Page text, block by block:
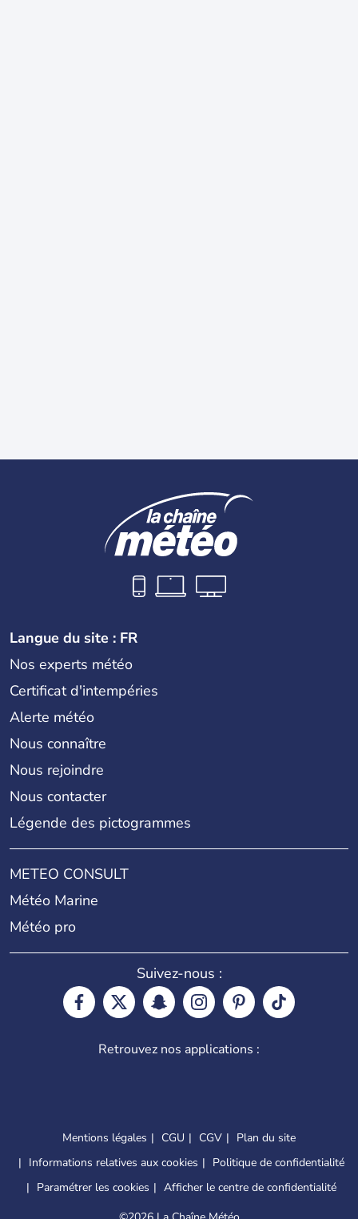
Langue du site : FR
Nos experts météo
Certificat d'intempéries
Alerte météo
Nous connaître
Nous rejoindre
Nous contacter
Légende des pictogrammes
METEO CONSULT
Météo Marine
Météo pro
Suivez-nous :
Retrouvez nos applications :
Mentions légales CGU CGV
Plan du site
Informations relatives aux cookies
Politique de confidentialité
Paramétrer les cookies
Afficher le centre de confidentialité